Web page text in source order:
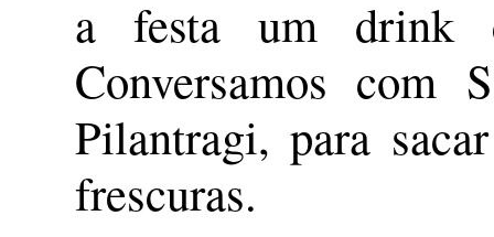
a festa um drink
Conversamos com
Pilantragi, para
frescuras.